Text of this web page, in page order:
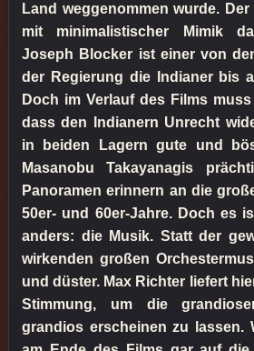
Land weggenommen wurde.
mit minimalistischer Mimik
Joseph Blocker ist einer von
der Regierung die Indianer bis
Doch im Verlauf des Films
dass den Indianern Unrecht
in beiden Lagern gute und
Masanobu Takayanagis
Panoramen erinnern an die
50er- und 60er-Jahre. Doch es
anders: die Musik. Statt der
wirkenden großen
und düster. Max Richter liefert
Stimmung, um die
grandios erscheinen zu lassen.